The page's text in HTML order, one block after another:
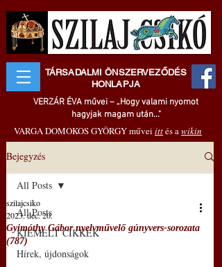
TÁRSADALMI ÖNSZERVEZŐDÉS
HONLAPJA
VERZÁR ÉVA művei – „Hogy valami nyomot
hagyjak magam után..."
VARGA DOMOKOS GYÖRGY művei ittés awikin
Bejegyzés
All Posts
KIEMELT CIKKEK
Hírek, újdonságok
All Posts
Gyimóthy Gábor nyelvművelő gúnyvers-sorozata
(787)
szilajcsiko
2023. dec. 20.